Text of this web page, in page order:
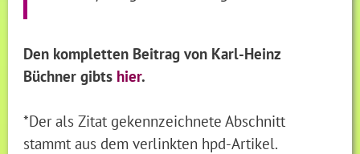
Den kompletten Beitrag von Karl-Heinz
Büchner gibts hier.
*Der als Zitat gekennzeichnete Abschnitt
stammt aus dem verlinkten hpd-Artikel.